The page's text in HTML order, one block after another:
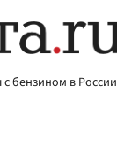
бензином в России